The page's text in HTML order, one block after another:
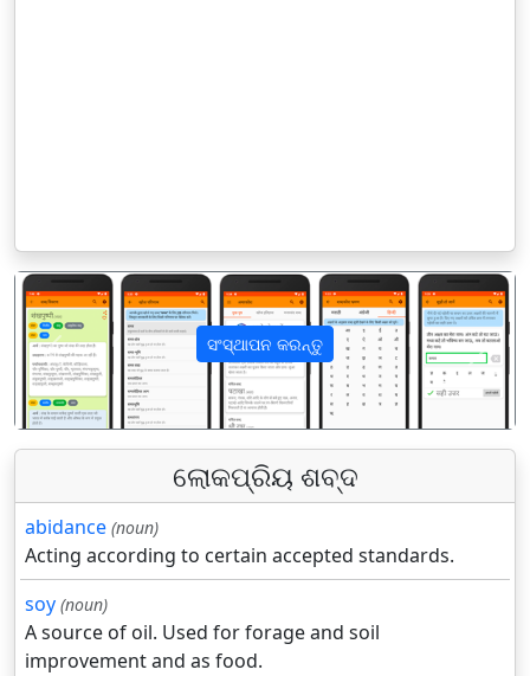
ସଂସ୍ଥାପନ କରନ୍ତୁ
पिछला अगला
ଲୋକପ୍ରିୟ ଶବ୍ଦ
abidance (noun)
Acting according to certain accepted standards.
soy (noun)
A source of oil. Used for forage and soil
improvement and as food.